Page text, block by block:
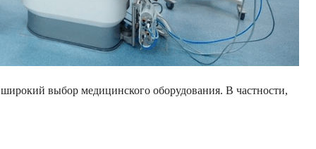
выбор медицинского оборудования. В частности,